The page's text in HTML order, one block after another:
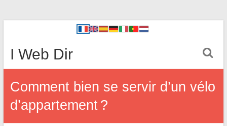
I Web Dir
Comment bien se servir d’un vélo
d’appartement ?